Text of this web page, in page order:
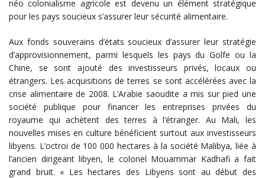
néo colonialisme agricole est devenu un élément stratégique
pour les pays soucieux s’assurer leur sécurité alimentaire.
Aux fonds souverains d’états soucieux d’assurer leur stratégie
d’approvisionnement, parmi lesquels les pays du Golfe ou la
Chine, se sont ajouté des investisseurs privés, locaux ou
étrangers. Les acquisitions de terres se sont accélérées avec la
crise alimentaire de 2008. L’Arabie saoudite a mis sur pied une
société publique pour financer les entreprises privées du
royaume qui achètent des terres à l’étranger. Au Mali, les
nouvelles mises en culture bénéficient surtout aux investisseurs
libyens. L’octroi de 100 000 hectares à la société Malibya, liée à
l’ancien dirigeant libyen, le colonel Mouammar Kadhafi a fait
grand bruit. « Les hectares des Libyens sont au début des